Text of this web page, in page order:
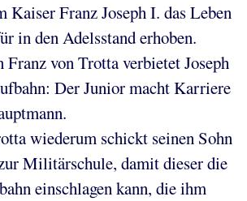
Kaiser Franz Joseph I. das Leben
in den Adelsstand erhoben.
Franz von Trotta verbietet Joseph
Der Junior macht Karriere
wiederum schickt seinen Sohn
Militärschule, damit dieser die
einschlagen kann, die ihm